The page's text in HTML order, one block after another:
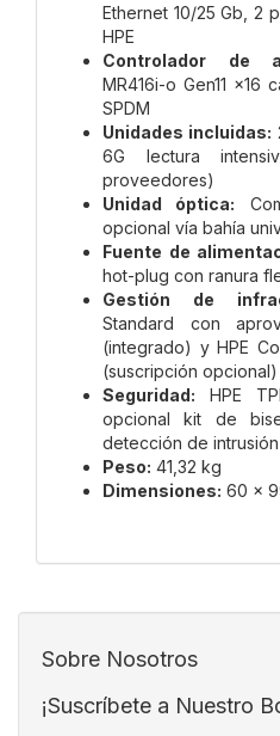
Ethernet 10/25 Gb, 2
HPE
Controlador de
MR416i-o Gen11 x16
SPDM
Unidades incluidas:
6G lectura
proveedores)
Unidad óptica:
opcional vía bahía
Fuente de
hot-plug con ranura
Gestión de
Standard con
(integrado) y HPE
(suscripción opcional)
Seguridad: HPE
opcional kit de
detección de intrusión
Peso: 41,32 kg
Dimensiones: 60 ×
Sobre Nosotros
¡Suscríbete a Nuestro